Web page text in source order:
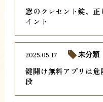
窓のクレセント錠、
イント
鍵開け無料アプリは
段
2025.05.17 未分類